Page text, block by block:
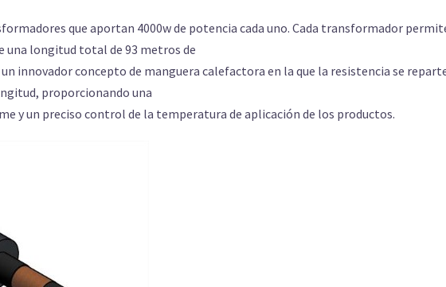
es que aportan 4000w de potencia cada uno. Cada transformador
una longitud total de 93 metros de
innovador concepto de manguera calefactora en la que la resistencia se
, proporcionando una
y un preciso control de la temperatura de aplicación de los productos.